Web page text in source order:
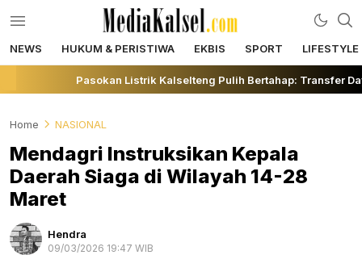
mediakalsel.com
Berita Update Banua
NEWS HUKUM & PERISTIWA EKBIS SPORT LIFESTYLE
Pasokan Listrik Kalselteng Pulih Bertahap: Transfer Daya
Home NASIONAL
Mendagri Instruksikan Kepala
Daerah Siaga di Wilayah 14-28
Maret
Hendra
09/03/2026 19:47 WIB